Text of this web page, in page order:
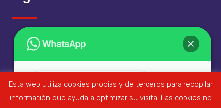
Esta web utiliza cookies propias y de terceros para recopilar
información que ayuda a optimizar su visita. Las cookies no
¡Hola!
¿En qué podemos ayudarte?